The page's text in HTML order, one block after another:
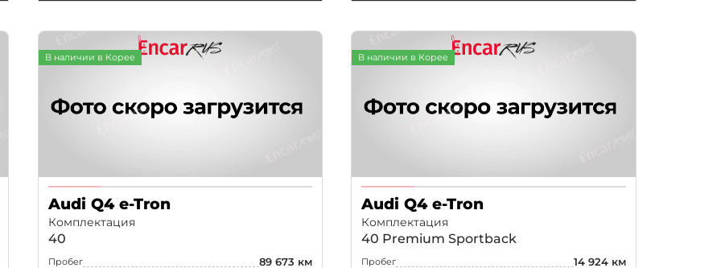
В наличии в Корее
Audi Q4 e-Tron
Комплектация
40
Пробег 89 673 км
В наличии в Корее
Audi Q4 e-Tron
Комплектация
40 Premium Sportback
Пробег 14 924 км